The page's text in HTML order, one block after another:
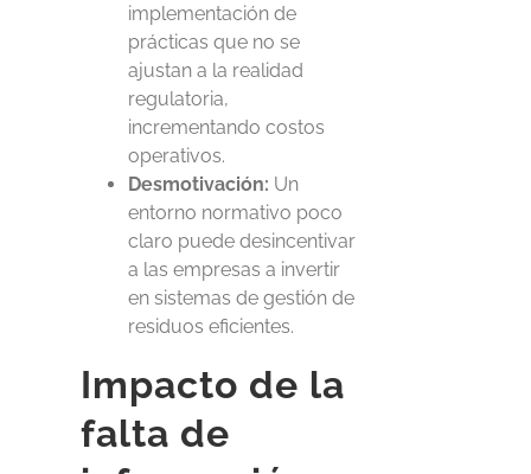
implementación de
prácticas que no se
ajustan a la realidad
regulatoria,
incrementando costos
operativos.
Desmotivación: Un
entorno normativo poco
claro puede desincentivar
a las empresas a invertir
en sistemas de gestión de
residuos eficientes.
Impacto de la
falta de